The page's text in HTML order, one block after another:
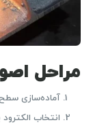
مراحل
آماده‌سازی
انتخاب